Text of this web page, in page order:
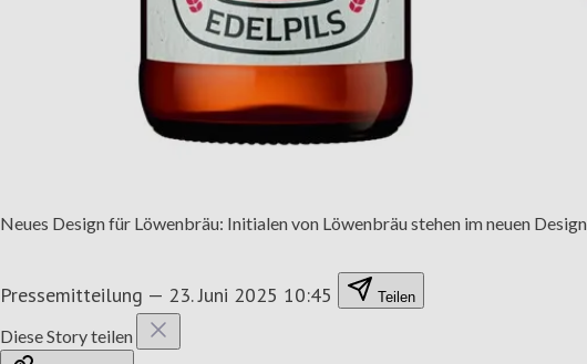
Neues Design für Löwenbräu: Initialen von Löwenbräu stehen im neuen
Pressemitteilung — 23. Juni 2025 10:45 Teilen
Diese Story teilen